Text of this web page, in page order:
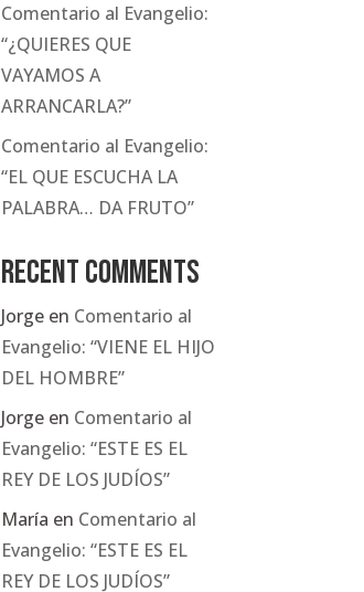
Comentario al Evangelio:
“¿QUIERES QUE
VAYAMOS A
ARRANCARLA?”
Comentario al Evangelio:
“EL QUE ESCUCHA LA
PALABRA… DA FRUTO”
Recent Comments
Jorge en Comentario al
Evangelio: “VIENE EL HIJO
DEL HOMBRE”
Jorge en Comentario al
Evangelio: “ESTE ES EL
REY DE LOS JUDÍOS”
María en Comentario al
Evangelio: “ESTE ES EL
REY DE LOS JUDÍOS”